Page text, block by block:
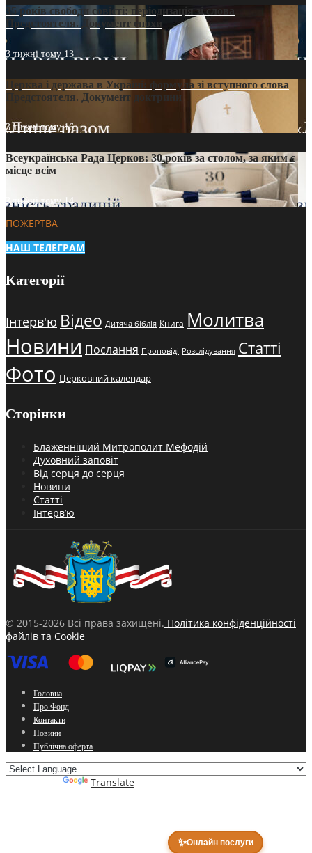
✨Онлайн послуги
35 років свободи совісті: періодизація зі слова
Предстоятеля. Документ епохи
3 тижні тому 13
Церква і держава в Україні: формула зі вступного слова
Предстоятеля. Документ доктрини
3 тижні тому16
Всеукраїнська Рада Церков: 30 років за столом, за яким є
місце всім
3 тижні тому14
ПОЖЕРТВА
НАШ ТЕЛЕГРАМ
Категорії
Інтерв'ю Відео Дитяча біблія Книга Молитва
Новини Послання Проповіді Розслідування Статті
Фото Церковний календар
Сторінки
Блаженніший Митрополит Мефодій
Духовний заповіт
Від серця до серця
Новини
Статті
Інтерв’ю
© 2015-2026 Всі права захищені. Політика конфіденційності
файлів та Cookie
Головна
Про Фонд
Контакти
Новини
Публічна оферта
Translate